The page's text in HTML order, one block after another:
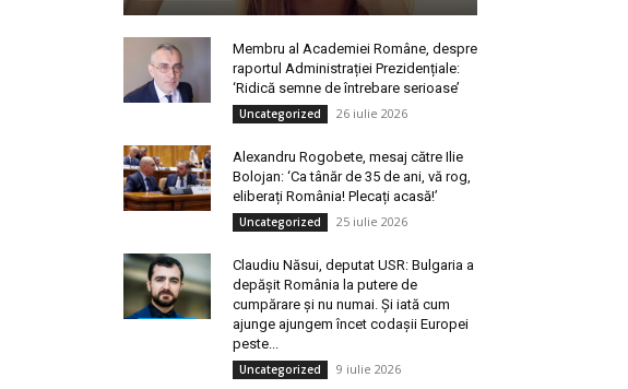
Membru al Academiei Române, despre
raportul Administrației Prezidențiale:
‘Ridică semne de întrebare serioase’
Uncategorized 26 iulie 2026
Alexandru Rogobete, mesaj către Ilie
Bolojan: ‘Ca tânăr de 35 de ani, vă rog,
eliberați România! Plecați acasă!’
Uncategorized 25 iulie 2026
Claudiu Năsui, deputat USR: Bulgaria a
depășit România la putere de
cumpărare și nu numai. Și iată cum
ajunge ajungem încet codașii Europei
peste...
Uncategorized 9 iulie 2026